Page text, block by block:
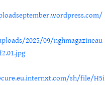
2025/09/nghmagazineau
sh/file/H5i